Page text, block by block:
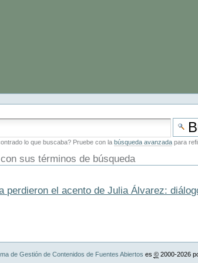
lo que buscaba? Pruebe con la búsqueda avanzada para
sus términos de búsqueda
el acento de Julia Álvarez:
de Gestión de Contenidos de Fuentes Abiertos es ©2000-2026